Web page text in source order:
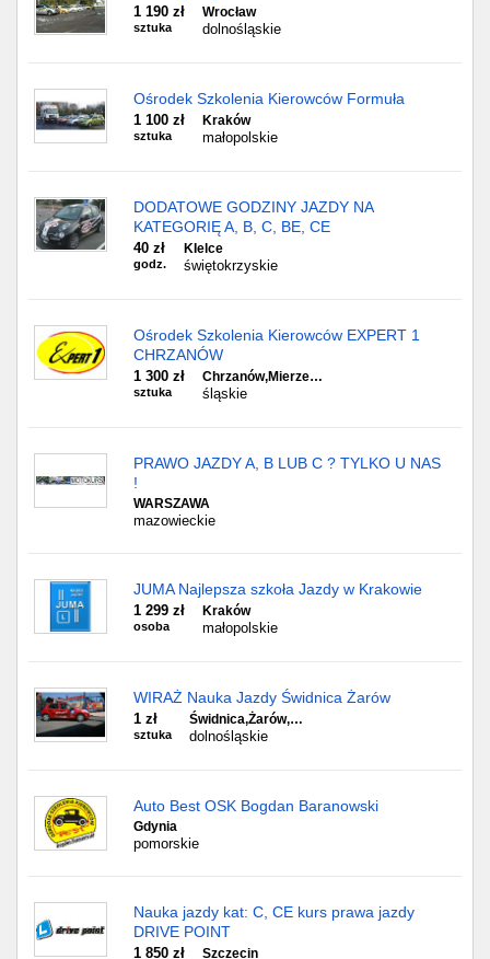
1 190 zł
sztuka
Wrocław
dolnośląskie
Ośrodek Szkolenia Kierowców Formuła
1 100 zł
sztuka
Kraków
małopolskie
DODATOWE GODZINY JAZDY NA
KATEGORIĘ A, B, C, BE, CE
40 zł
godz.
KIelce
świętokrzyskie
Ośrodek Szkolenia Kierowców EXPERT 1
CHRZANÓW
1 300 zł
sztuka
Chrzanów,Mierze…
śląskie
PRAWO JAZDY A, B LUB C ? TYLKO U NAS
!
WARSZAWA
mazowieckie
JUMA Najlepsza szkoła Jazdy w Krakowie
1 299 zł
osoba
Kraków
małopolskie
WIRAŻ Nauka Jazdy Świdnica Żarów
1 zł
sztuka
Świdnica,Żarów,…
dolnośląskie
Auto Best OSK Bogdan Baranowski
Gdynia
pomorskie
Nauka jazdy kat: C, CE kurs prawa jazdy
DRIVE POINT
1 850 zł Szczecin